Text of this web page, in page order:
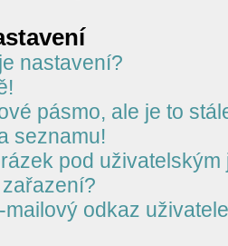
nastavení?
pásmo, ale je to
seznamu!
pod uživatelským
mailový odkaz